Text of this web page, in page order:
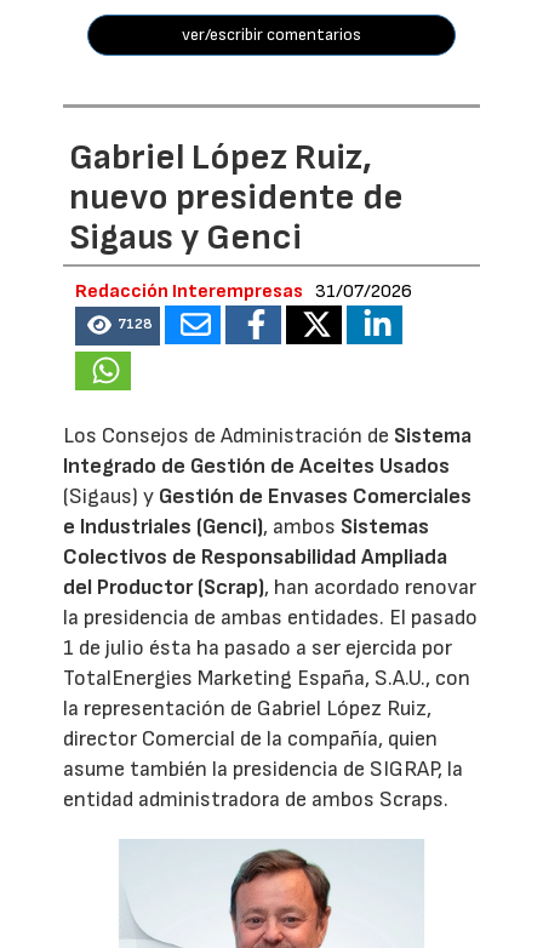
ver/escribir comentarios
Gabriel López Ruiz,
nuevo presidente de
Sigaus y Genci
Redacción Interempresas 31/07/2026
7128
Los Consejos de Administración de Sistema
Integrado de Gestión de Aceites Usados
(Sigaus) y Gestión de Envases Comerciales
e Industriales (Genci), ambos Sistemas
Colectivos de Responsabilidad Ampliada
del Productor (Scrap), han acordado renovar
la presidencia de ambas entidades. El pasado
1 de julio ésta ha pasado a ser ejercida por
TotalEnergies Marketing España, S.A.U., con
la representación de Gabriel López Ruiz,
director Comercial de la compañía, quien
asume también la presidencia de SIGRAP, la
entidad administradora de ambos Scraps.